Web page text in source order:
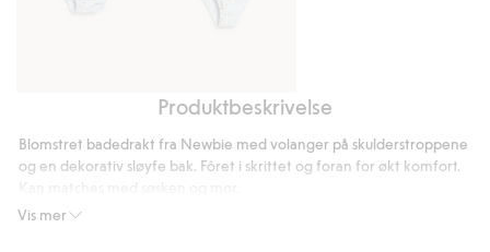
Bikinitruse
Woman
Produktbeskrivelse
Vis mer
Blomstret badedrakt fra Newbie med volanger på skulderstroppene
og en dekorativ sløyfe bak. Fôret i skrittet og foran for økt komfort.
Inneholder 82 % resirkulert polyester.